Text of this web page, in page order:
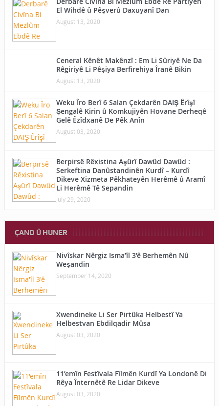
El Wihdê û Pêşverû Daxuyanî Dan
August 13, 2020
Ceneral Kênêt Makênzî : Em Li Sûriyê Ne Da
Rêgiriyê Li Pêşiya Berfirehiya Îranê Bikin
August 13, 2020
Weku Îro Berî 6 Salan Çekdarên DAIŞ Êrîşî
Şengalê Kirin û Komkujiyên Hovane Derheqê
Gelê Êzîdxanê De Pêk Anîn
August 03, 2020
Berpirsê Rêxistina Aşûrî Dawûd Dawûd :
Serkeftina Danûstandinên Kurdî – Kurdî
Dikeve Xizmeta Pêkhateyên Herêmê û Aramî
Li Herêmê Tê Sepandin
July 29, 2020
ÇAND Û HUNER
Nivîskar Nêrgiz Isma’îl 3’ê Berhemên Nû
Weşandin
September 14, 2020
Xwendineke Li Ser Pirtûka Helbestî Ya
Helbestvan Ebdilqadir Mûsa
August 03, 2020
11’emîn Festîvala Fîlmên Kurdî Ya Londonê Di
Rêya Înternêtê Re Lidar Dikeve
August 03, 2020